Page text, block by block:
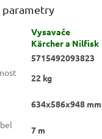
parametry
Vysavače
Kärcher a Nilfisk
5715492093823
22 kg
634x586x948 mm
7 m